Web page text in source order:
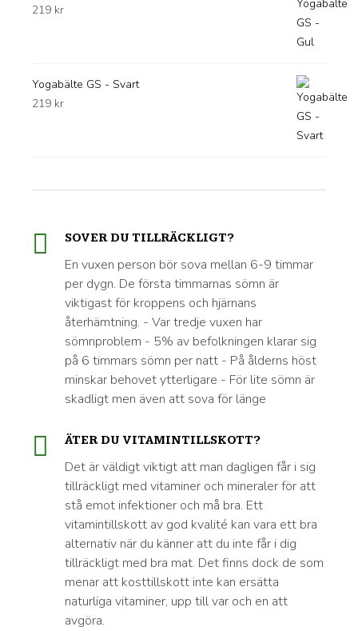
219 kr
Yogabälte GS - Svart
219 kr
SOVER DU TILLRÄCKLIGT?
En vuxen person bör sova mellan 6-9 timmar
per dygn. De första timmarnas sömn är
viktigast för kroppens och hjärnans
återhämtning. - Var tredje vuxen har
sömnproblem - 5% av befolkningen klarar sig
på 6 timmars sömn per natt - På ålderns höst
minskar behovet ytterligare - För lite sömn är
skadligt men även att sova för länge
ÄTER DU VITAMINTILLSKOTT?
Det är väldigt viktigt att man dagligen får i sig
tillräckligt med vitaminer och mineraler för att
stå emot infektioner och må bra. Ett
vitamintillskott av god kvalité kan vara ett bra
alternativ när du känner att du inte får i dig
tillräckligt med bra mat. Det finns dock de som
menar att kosttillskott inte kan ersätta
naturliga vitaminer, upp till var och en att
avgöra.